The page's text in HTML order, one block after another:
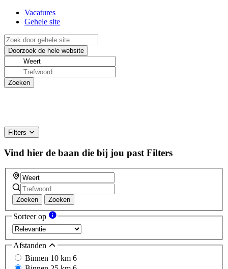
Vacatures
Gehele site
Filters
Vind hier de baan die bij jou past Filters
Zoeken Zoeken
Sorteer op
Afstanden
Binnen 10 km 6